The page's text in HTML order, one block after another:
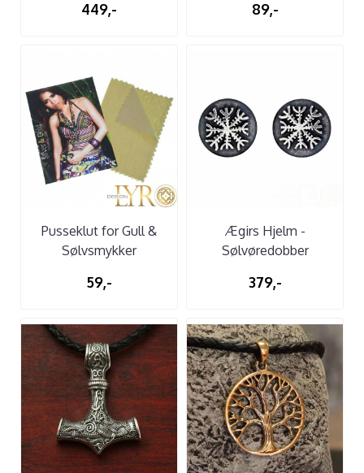
449,- 89,-
Pusseklut for Gull &
Sølvsmykker
59,-
Ægirs Hjelm -
Sølvøredobber
379,-